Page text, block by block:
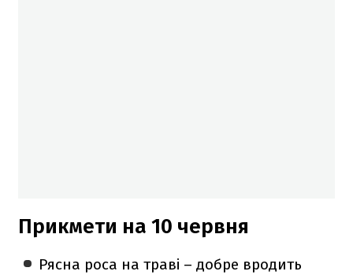
Прикмети на 10 червня
Рясна роса на траві – добре вродить